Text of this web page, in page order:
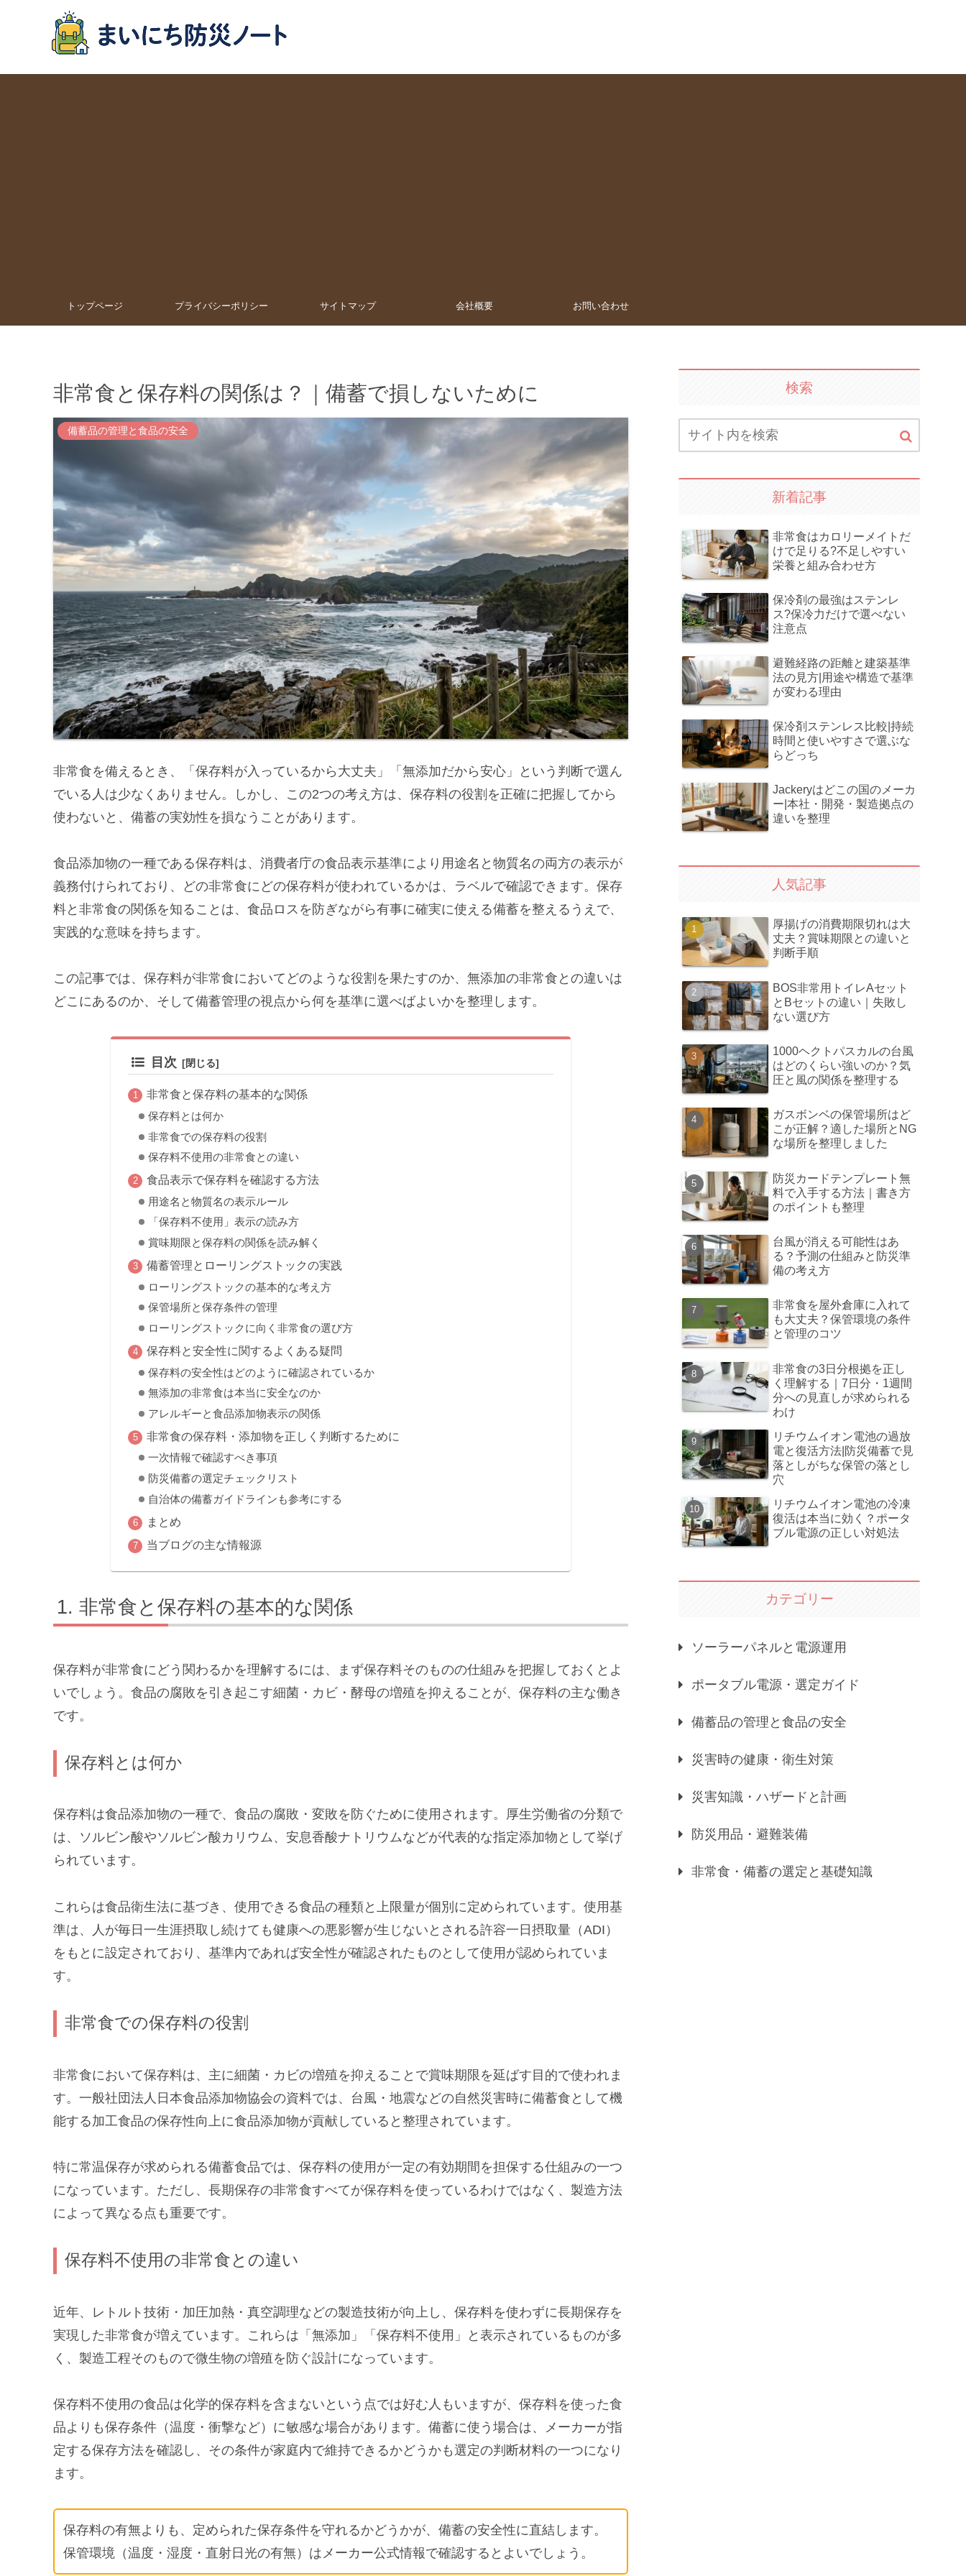
トップページ プライバシーポリシー サイトマップ 会社概要 お問い合わせ
非常食と保存料の関係は？｜備蓄で損しないために
備蓄品の管理と食品の安全
非常食を備えるとき、「保存料が入っているから大丈夫」「無添加だから安心」という判断で選ん
でいる人は少なくありません。しかし、この2つの考え方は、保存料の役割を正確に把握してから
使わないと、備蓄の実効性を損なうことがあります。
食品添加物の一種である保存料は、消費者庁の食品表示基準により用途名と物質名の両方の表示が
義務付けられており、どの非常食にどの保存料が使われているかは、ラベルで確認できます。保存
料と非常食の関係を知ることは、食品ロスを防ぎながら有事に確実に使える備蓄を整えるうえで、
実践的な意味を持ちます。
この記事では、保存料が非常食においてどのような役割を果たすのか、無添加の非常食との違いは
どこにあるのか、そして備蓄管理の視点から何を基準に選べばよいかを整理します。
目次
非常食と保存料の基本的な関係
保存料とは何か
非常食での保存料の役割
保存料不使用の非常食との違い
食品表示で保存料を確認する方法
用途名と物質名の表示ルール
「保存料不使用」表示の読み方
賞味期限と保存料の関係を読み解く
備蓄管理とローリングストックの実践
ローリングストックの基本的な考え方
保管場所と保存条件の管理
ローリングストックに向く非常食の選び方
保存料と安全性に関するよくある疑問
保存料の安全性はどのように確認されているか
無添加の非常食は本当に安全なのか
アレルギーと食品添加物表示の関係
非常食の保存料・添加物を正しく判断するために
一次情報で確認すべき事項
防災備蓄の選定チェックリスト
自治体の備蓄ガイドラインも参考にする
まとめ
当ブログの主な情報源
非常食と保存料の基本的な関係
保存料が非常食にどう関わるかを理解するには、まず保存料そのものの仕組みを把握しておくとよ
いでしょう。食品の腐敗を引き起こす細菌・カビ・酵母の増殖を抑えることが、保存料の主な働き
です。
保存料とは何か
保存料は食品添加物の一種で、食品の腐敗・変敗を防ぐために使用されます。厚生労働省の分類で
は、ソルビン酸やソルビン酸カリウム、安息香酸ナトリウムなどが代表的な指定添加物として挙げ
られています。
これらは食品衛生法に基づき、使用できる食品の種類と上限量が個別に定められています。使用基
準は、人が毎日一生涯摂取し続けても健康への悪影響が生じないとされる許容一日摂取量（ADI）
をもとに設定されており、基準内であれば安全性が確認されたものとして使用が認められていま
す。
非常食での保存料の役割
非常食において保存料は、主に細菌・カビの増殖を抑えることで賞味期限を延ばす目的で使われま
す。一般社団法人日本食品添加物協会の資料では、台風・地震などの自然災害時に備蓄食として機
能する加工食品の保存性向上に食品添加物が貢献していると整理されています。
特に常温保存が求められる備蓄食品では、保存料の使用が一定の有効期間を担保する仕組みの一つ
になっています。ただし、長期保存の非常食すべてが保存料を使っているわけではなく、製造方法
によって異なる点も重要です。
保存料不使用の非常食との違い
近年、レトルト技術・加圧加熱・真空調理などの製造技術が向上し、保存料を使わずに長期保存を
実現した非常食が増えています。これらは「無添加」「保存料不使用」と表示されているものが多
く、製造工程そのもので微生物の増殖を防ぐ設計になっています。
保存料不使用の食品は化学的保存料を含まないという点では好む人もいますが、保存料を使った食
品よりも保存条件（温度・衝撃など）に敏感な場合があります。備蓄に使う場合は、メーカーが指
定する保存方法を確認し、その条件が家庭内で維持できるかどうかも選定の判断材料の一つになり
ます。
保存料の有無よりも、定められた保存条件を守れるかどうかが、備蓄の安全性に直結します。
保管環境（温度・湿度・直射日光の有無）はメーカー公式情報で確認するとよいでしょう。
検索
新着記事
非常食はカロリーメイトだ
けで足りる?不足しやすい
栄養と組み合わせ方
保冷剤の最強はステンレ
ス?保冷力だけで選べない
注意点
避難経路の距離と建築基準
法の見方|用途や構造で基準
が変わる理由
保冷剤ステンレス比較|持続
時間と使いやすさで選ぶな
らどっち
Jackeryはどこの国のメーカ
ー|本社・開発・製造拠点の
違いを整理
人気記事
厚揚げの消費期限切れは大
丈夫？賞味期限との違いと
判断手順
BOS非常用トイレAセット
とBセットの違い｜失敗し
ない選び方
1000ヘクトパスカルの台風
はどのくらい強いのか？気
圧と風の関係を整理する
ガスボンベの保管場所はど
こが正解？適した場所とNG
な場所を整理しました
防災カードテンプレート無
料で入手する方法｜書き方
のポイントも整理
台風が消える可能性はあ
る？予測の仕組みと防災準
備の考え方
非常食を屋外倉庫に入れて
も大丈夫？保管環境の条件
と管理のコツ
非常食の3日分根拠を正し
く理解する｜7日分・1週間
分への見直しが求められる
わけ
リチウムイオン電池の過放
電と復活方法|防災備蓄で見
落としがちな保管の落とし
穴
リチウムイオン電池の冷凍
復活は本当に効く？ポータ
ブル電源の正しい対処法
カテゴリー
ソーラーパネルと電源運用
ポータブル電源・選定ガイド
備蓄品の管理と食品の安全
災害時の健康・衛生対策
災害知識・ハザードと計画
防災用品・避難装備
非常食・備蓄の選定と基礎知識